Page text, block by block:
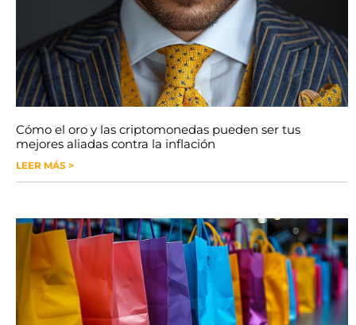
Cómo el oro y las criptomonedas pueden ser tus
mejores aliadas contra la inflación
LEER MÁS >